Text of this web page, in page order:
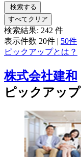
検索する
すべてクリア
検索結果: 242 件
表示件数 20件 | 50件
ピックアップとは？
株式会社建和
ピックアップ